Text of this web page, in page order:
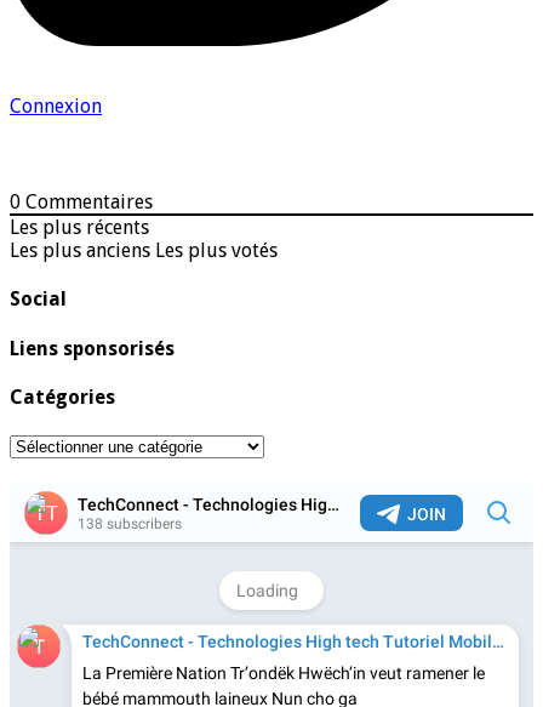
Connexion
0 Commentaires
Les plus récents
Les plus anciens Les plus votés
Social
Liens sponsorisés
Catégories
Catégories